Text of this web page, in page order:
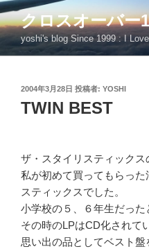
コ
ン
テ
ン
クロスオーバー
yoshi's blog Since 1999 : I
投
稿
日:
2004年3月28日 投稿者: YOSHI
TWIN BEST
ザ・スタイリスティックス
私が初めて買ってもらった
スティックスでした。
小学校の５、６年生だった
その時のLPはCD化されて
思い出の品としてベスト盤